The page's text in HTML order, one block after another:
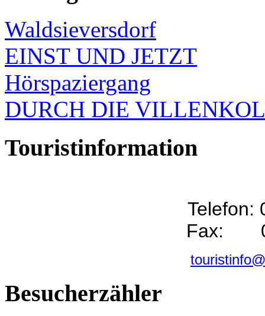
Waldsieversdorf
EINST UND JETZT
Hörspaziergang
DURCH DIE
Touristinformation
Telefon:
Fax:
Besucherzähler